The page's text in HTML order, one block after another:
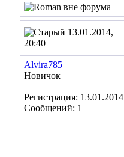
13.01.2014,
20:40
Alvira785
Новичок
Регистрация: 13.01.2014
Сообщений: 1